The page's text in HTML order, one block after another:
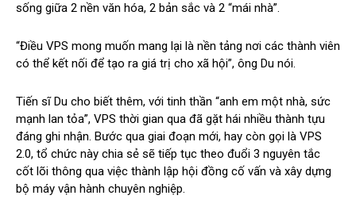
sống giữa 2 nền văn hóa, 2 bản sắc và 2 “mái nhà”.
“Điều VPS mong muốn mang lại là nền tảng nơi các thành viên
có thể kết nối để tạo ra giá trị cho xã hội”, ông Du nói.
Tiến sĩ Du cho biết thêm, với tinh thần “anh em một nhà, sức
mạnh lan tỏa”, VPS thời gian qua đã gặt hái nhiều thành tựu
đáng ghi nhận. Bước qua giai đoạn mới, hay còn gọi là VPS
2.0, tổ chức này chia sẻ sẽ tiếp tục theo đuổi 3 nguyên tắc
cốt lõi thông qua việc thành lập hội đồng cố vấn và xây dựng
bộ máy vận hành chuyên nghiệp.